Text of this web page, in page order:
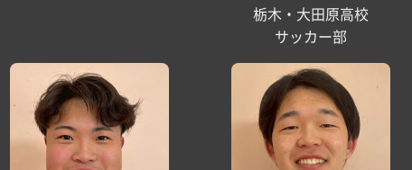
栃木・大田原高校
サッカー部